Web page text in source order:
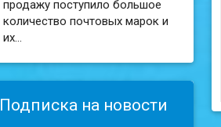
продажу поступило большое
количество почтовых марок и
их...
Подписка на новости